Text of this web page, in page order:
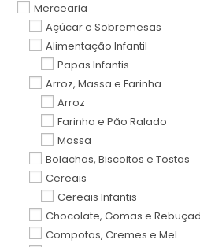
Mercearia
Açúcar e Sobremesas
Alimentação Infantil
Papas Infantis
Arroz, Massa e Farinha
Arroz
Farinha e Pão Ralado
Massa
Bolachas, Biscoitos e Tostas
Cereais
Cereais Infantis
Chocolate, Gomas e
Compotas, Cremes e Mel